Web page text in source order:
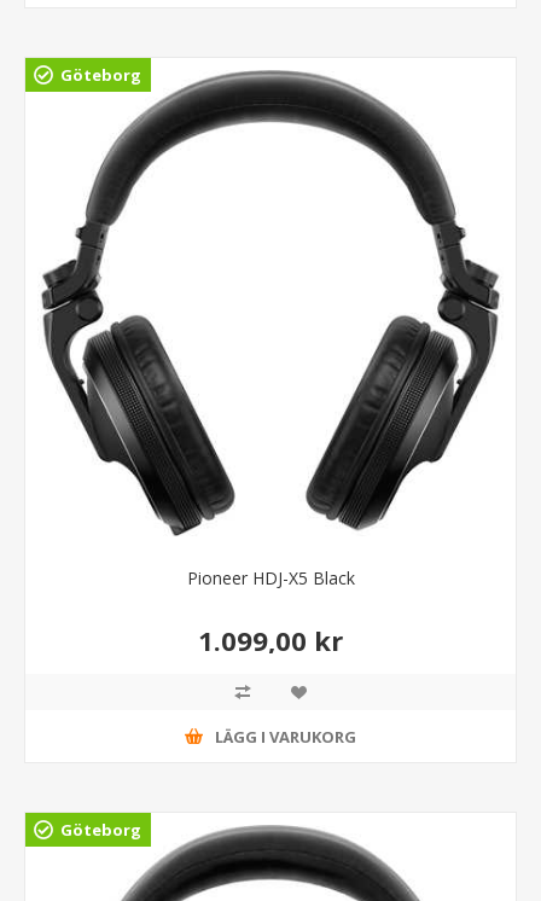
Göteborg
Pioneer HDJ-X5 Black
1.099,00 kr
LÄGG I VARUKORG
Göteborg